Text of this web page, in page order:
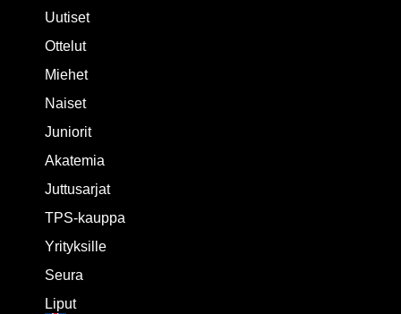
Uutiset
Ottelut
Miehet
Naiset
Juniorit
Akatemia
Juttusarjat
TPS-kauppa
Yrityksille
Seura
Liput